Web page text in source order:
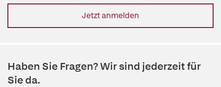
Jetzt anmelden
Haben Sie Fragen? Wir sind jederzeit für
Sie da.